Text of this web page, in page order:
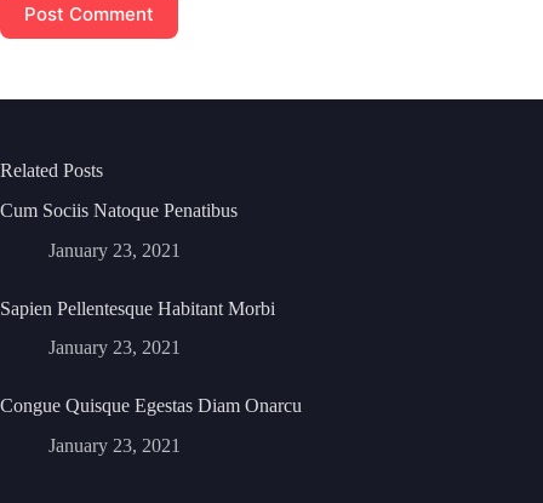
Post Comment
Related Posts
Cum Sociis Natoque Penatibus
January 23, 2021
Sapien Pellentesque Habitant Morbi
January 23, 2021
Congue Quisque Egestas Diam Onarcu
January 23, 2021